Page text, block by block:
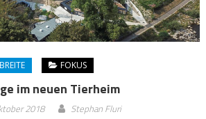
BREITE FOKUS
im neuen Tierheim
2018 Stephan Fluri